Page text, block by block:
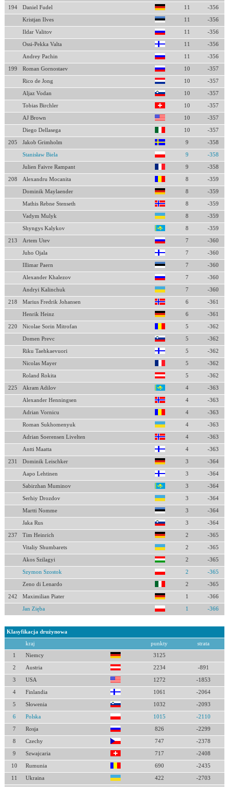
194 Daniel Fudel 11 -356
Kristjan Ilves 11 -356
Ildar Valitov 11 -356
Ossi-Pekka Valta 11 -356
Andrey Pachin 11 -356
199 Roman Gornostaev 10 -357
Rico de Jong 10 -357
Aljaz Vodan 10 -357
Tobias Birchler 10 -357
AJ Brown 10 -357
Diego Dellasega 10 -357
205 Jakob Grimholm 9 -358
Stanisław Biela 9 -358
Julien Faivre Rampant 9 -358
208 Alexandru Mocanita 8 -359
Dominik Maylaender 8 -359
Mathis Rebne Stenseth 8 -359
Vadym Mulyk 8 -359
Shyngys Kalykov 8 -359
213 Artem Utev 7 -360
Juho Ojala 7 -360
Illimar Paern 7 -360
Alexander Khalezov 7 -360
Andryi Kalinchuk 7 -360
218 Marius Fredrik Johansen 6 -361
Henrik Heinz 6 -361
220 Nicolae Sorin Mitrofan 5 -362
Domen Prevc 5 -362
Riku Taehkaevuori 5 -362
Nicolas Mayer 5 -362
Roland Rokita 5 -362
225 Akram Adilov 4 -363
Alexander Henningsen 4 -363
Adrian Vornicu 4 -363
Roman Sukhomenyuk 4 -363
Adrian Soerensen Livelten 4 -363
Antti Maatta 4 -363
231 Dominik Leischker 3 -364
Aapo Lehtinen 3 -364
Sabirzhan Muminov 3 -364
Serhiy Drozdov 3 -364
Martti Nomme 3 -364
Jaka Rus 3 -364
237 Tim Heinrich 2 -365
Vitaliy Shumbarets 2 -365
Akos Szilagyi 2 -365
Szymon Szostok 2 -365
Zeno di Lenardo 2 -365
242 Maximilian Piater 1 -366
Jan Zięba 1 -366
Klasyfikacja drużynowa
kraj punkty strata
1 Niemcy 3125
2 Austria 2234 -891
3 USA 1272 -1853
4 Finlandia 1061 -2064
5 Słowenia 1032 -2093
6 Polska 1015 -2110
7 Rosja 826 -2299
8 Czechy 747 -2378
9 Szwajcaria 717 -2408
10 Rumunia 690 -2435
11 Ukraina 422 -2703